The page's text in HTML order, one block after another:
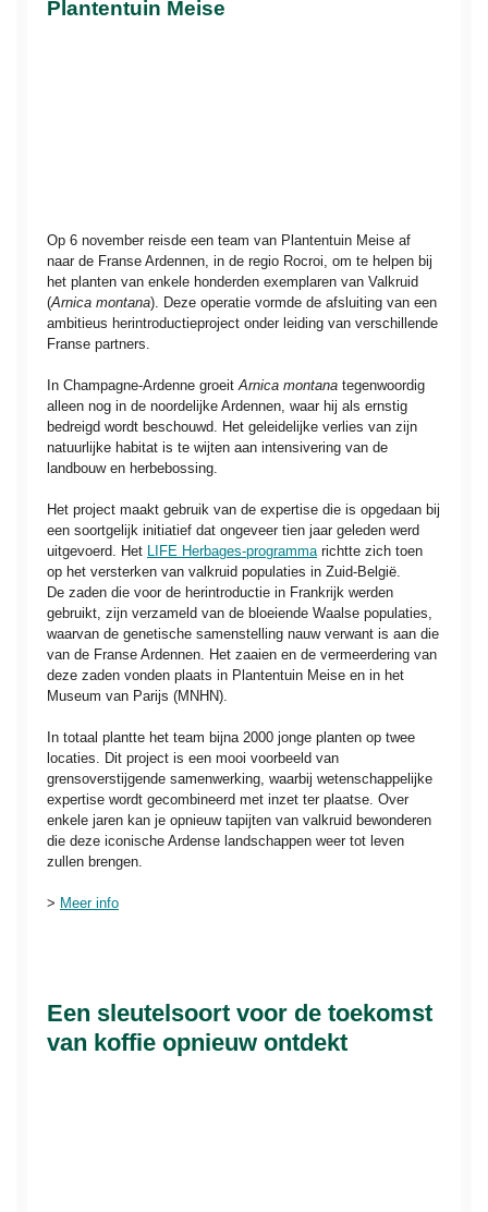
Plantentuin Meise
Op 6 november reisde een team van Plantentuin Meise af
naar de Franse Ardennen, in de regio Rocroi, om te helpen bij
het planten van enkele honderden exemplaren van Valkruid
(Arnica montana). Deze operatie vormde de afsluiting van een
ambitieus herintroductieproject onder leiding van verschillende
Franse partners.
In Champagne-Ardenne groeitArnica montana tegenwoordig
alleen nog in de noordelijke Ardennen, waar hij als ernstig
bedreigd wordt beschouwd. Het geleidelijke verlies van zijn
natuurlijke habitat is te wijten aan intensivering van de
landbouw en herbebossing.
Het project maakt gebruik van de expertise die is opgedaan bij
een soortgelijk initiatief dat ongeveer tien jaar geleden werd
uitgevoerd. Het LIFE Herbages-programmarichtte zich toen
op het versterken van valkruid populaties in Zuid-België.
De zaden die voor de herintroductie in Frankrijk werden
gebruikt, zijn verzameld van de bloeiende Waalse populaties,
waarvan de genetische samenstelling nauw verwant is aan die
van de Franse Ardennen. Het zaaien en de vermeerdering van
deze zaden vonden plaats in Plantentuin Meise en in het
Museum van Parijs (MNHN).
In totaal plantte het team bijna 2000 jonge planten op twee
locaties. Dit project is een mooi voorbeeld van
grensoverstijgende samenwerking, waarbij wetenschappelijke
expertise wordt gecombineerd met inzet ter plaatse. Over
enkele jaren kan je opnieuw tapijten van valkruid bewonderen
die deze iconische Ardense landschappen weer tot leven
zullen brengen.
> Meer info
Een sleutelsoort voor de toekomst
van koffie opnieuw ontdekt